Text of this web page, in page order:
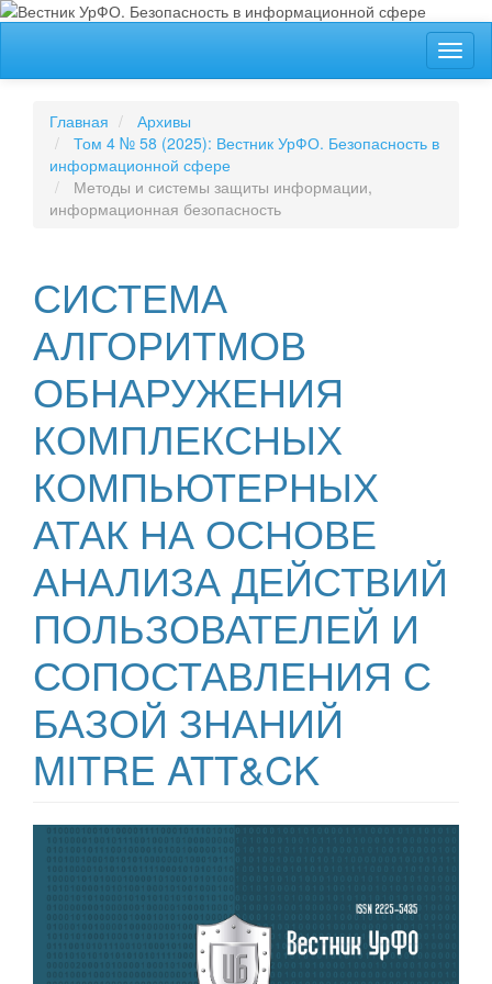
##plugins.themes.bootstrap3.accessible_menu.main_content##
Главная
Архивы
Том 4 № 58 (2025): Вестник УрФО. Безопасность в
информационной сфере
Методы и системы защиты информации,
информационная безопасность
СИСТЕМА
АЛГОРИТМОВ
ОБНАРУЖЕНИЯ
КОМПЛЕКСНЫХ
КОМПЬЮТЕРНЫХ
АТАК НА ОСНОВЕ
АНАЛИЗА ДЕЙСТВИЙ
ПОЛЬЗОВАТЕЛЕЙ И
СОПОСТАВЛЕНИЯ С
БАЗОЙ ЗНАНИЙ
MITRE ATT&CK